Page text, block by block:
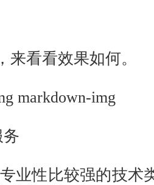
来看看效果如何。
markdown-img
务
业性比较强的技术